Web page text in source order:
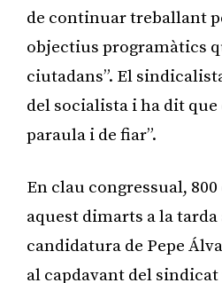
de continuar treballant
objectius programàtics
ciutadans”. El
del socialista i ha dit que
paraula i de fiar”.
En clau congressual,
aquest dimarts a la
candidatura de Pepe
al capdavant del